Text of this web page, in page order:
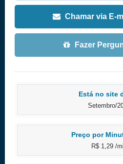
Chamar via E-
Fazer
Está no site
Setembro/
Preço por
R$ 1,29 /